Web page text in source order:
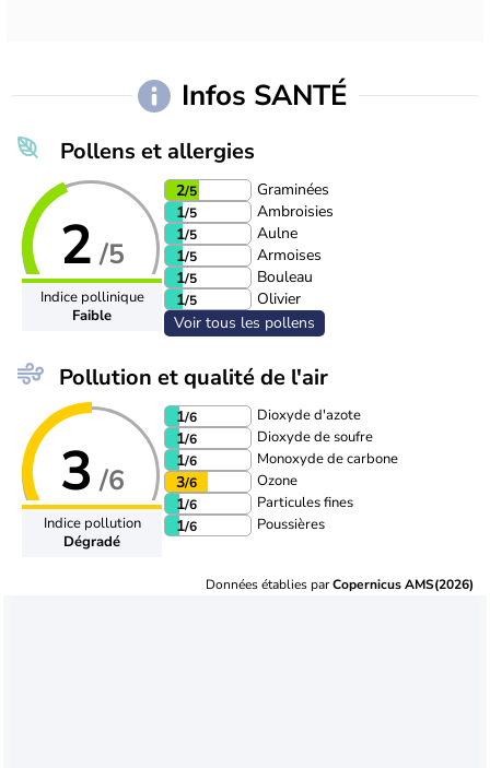
Infos SANTÉ
Pollens et allergies
2 /5
Indice pollinique
Faible
2/5
Graminées
1/5
Ambroisies
1/5
Aulne
1/5
Armoises
1/5
Bouleau
1/5
Olivier
Voir tous les pollens
Pollution et qualité de l'air
3 /6
Indice pollution
Dégradé
1/6 Dioxyde d'azote
1/6 Dioxyde de soufre
1/6 Monoxyde de carbone
3/6 Ozone
1/6 Particules fines
1/6 Poussières
Données établies parCopernicus AMS(2026)